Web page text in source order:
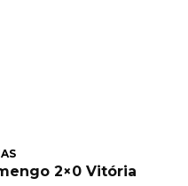
2×0 Vitória